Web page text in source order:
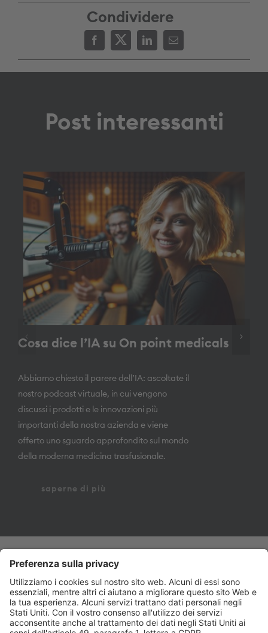
Condividere
Post interessanti
Cosa dice l’IA su On point medicals
Abbiamo chiesto il parere dell’IA: ascoltate il
nostro podcast virtuale, in cui vengono
discussi i prodotti e le innovazioni più
importanti della nostra azienda e viene
offerto uno sguardo approfondito sul mondo
della moderna medicina trasfusionale.
saperne di più
on point medicals GmbH